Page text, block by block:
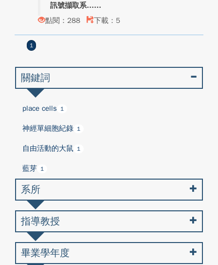
訊號擷取系...
點閱：288
下載：5
1
關鍵詞
place cells 1
神經單細胞紀錄 1
自由活動的大鼠 1
藍芽 1
系所
指導教授
畢業學年度